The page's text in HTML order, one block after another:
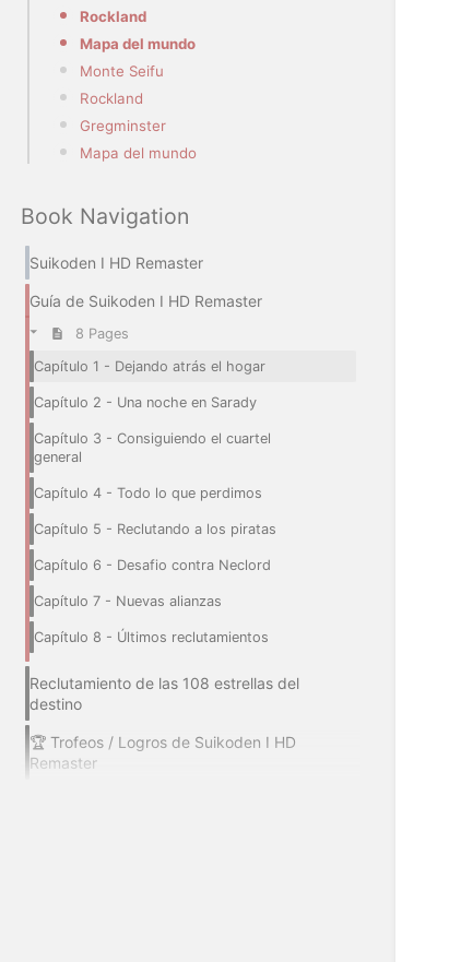
Rockland
Mapa del mundo
Monte Seifu
Rockland
Gregminster
Mapa del mundo
Book Navigation
Suikoden I HD Remaster
Guía de Suikoden I HD Remaster
8 Pages
Capítulo 1 - Dejando atrás el hogar
Capítulo 2 - Una noche en Sarady
Capítulo 3 - Consiguiendo el cuartel
general
Capítulo 4 - Todo lo que perdimos
Capítulo 5 - Reclutando a los piratas
Capítulo 6 - Desafio contra Neclord
Capítulo 7 - Nuevas alianzas
Capítulo 8 - Últimos reclutamientos
Reclutamiento de las 108 estrellas del
destino
🏆 Trofeos / Logros de Suikoden I HD
Remaster